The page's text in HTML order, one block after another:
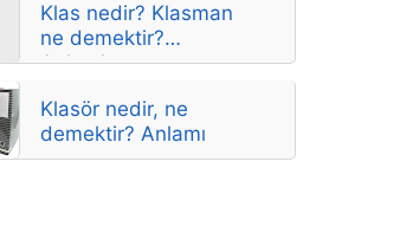
Klas nedir? Klasman
ne demektir?
Anlamları
Klasör nedir, ne
demektir? Anlamı